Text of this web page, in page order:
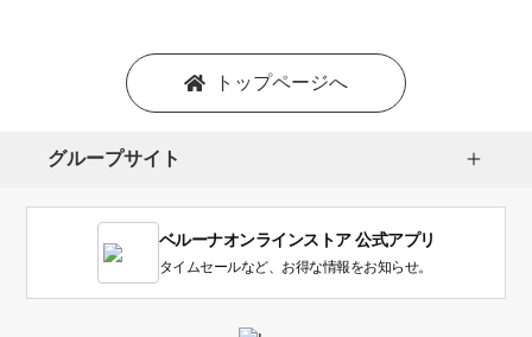
トップページへ
グループサイト
ベルーナオンラインストア 公式アプリ
タイムセールなど、お得な情報をお知らせ。